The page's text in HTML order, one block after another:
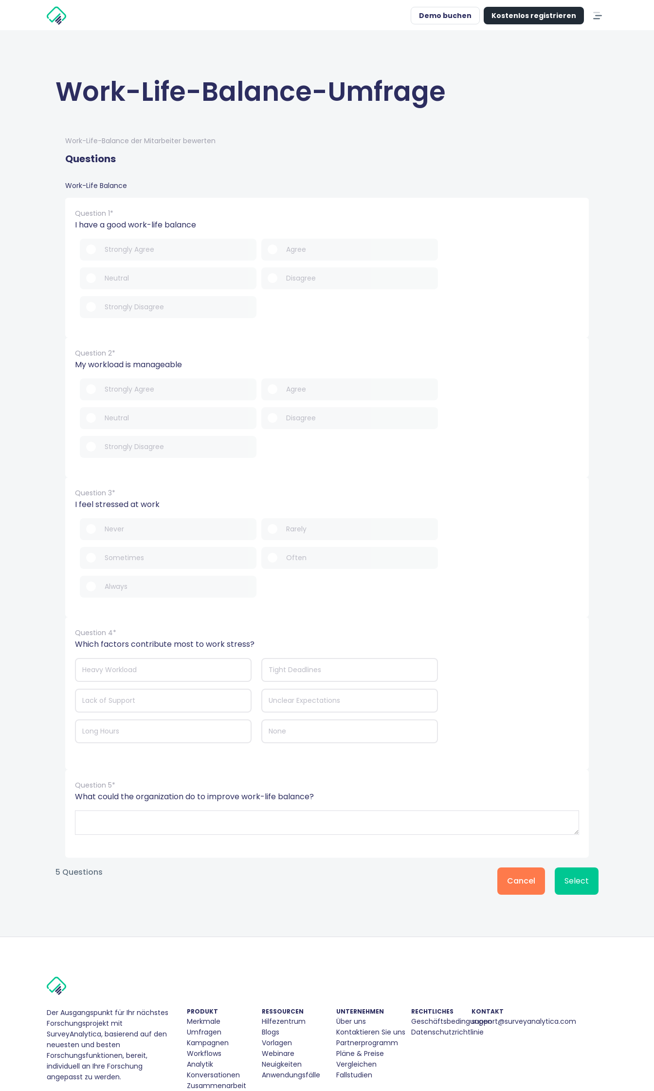
Demo buchen Kostenlos registrieren
Work-Life-Balance-Umfrage
Work-Life-Balance der Mitarbeiter bewerten
Questions
Work-Life Balance
Question 1*
I have a good work-life balance
Strongly Agree Agree
Neutral Disagree
Strongly Disagree
Question 2*
My workload is manageable
Strongly Agree Agree
Neutral Disagree
Strongly Disagree
Question 3*
I feel stressed at work
Never Rarely
Sometimes Often
Always
Question 4*
Which factors contribute most to work stress?
Heavy Workload Tight Deadlines
Lack of Support Unclear Expectations
Long Hours None
Question 5*
What could the organization do to improve work-life balance?
5 Questions
Cancel Select
Der Ausgangspunkt für Ihr nächstes
Forschungsprojekt mit
SurveyAnalytica, basierend auf den
neuesten und besten
Forschungsfunktionen, bereit,
individuell an Ihre Forschung
angepasst zu werden.
PRODUKT
Merkmale
Umfragen
Kampagnen
Workflows
Analytik
Konversationen
Zusammenarbeit
RESSOURCEN
Hilfezentrum
Blogs
Vorlagen
Webinare
Neuigkeiten
Anwendungsfälle
UNTERNEHMEN
Über uns
Kontaktieren Sie uns
Partnerprogramm
Pläne & Preise
Vergleichen
Fallstudien
RECHTLICHES
Geschäftsbedingungen
Datenschutzrichtlinie
KONTAKT
support@surveyanalytica.com